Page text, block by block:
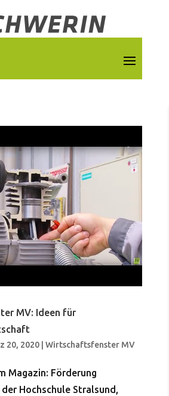
MV: Ideen für
20, 2020| Wirtschaftsfenster MV
Magazin: Förderung
Hochschule Stralsund,